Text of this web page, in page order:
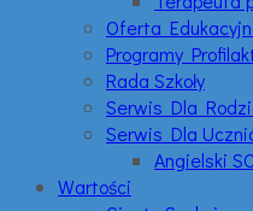
Oferta
Programy
Rada Szkoły
Serwis Dla
Serwis Dla
Angielski
Wartości